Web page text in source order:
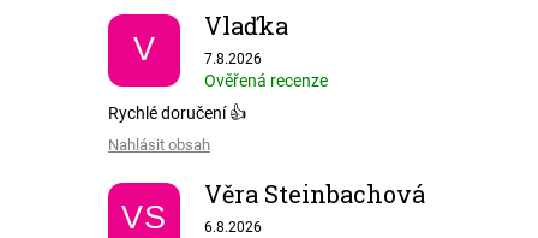
V
Vlaďka
Hodnocení obchodu je 5 z 5 hvězdiček.
7.8.2026
Ověřená recenze
Rychlé doručení 👍
Nahlásit obsah
VS
Věra Steinbachová
Hodnocení obchodu je 5 z 5 hvězdiček.
6.8.2026